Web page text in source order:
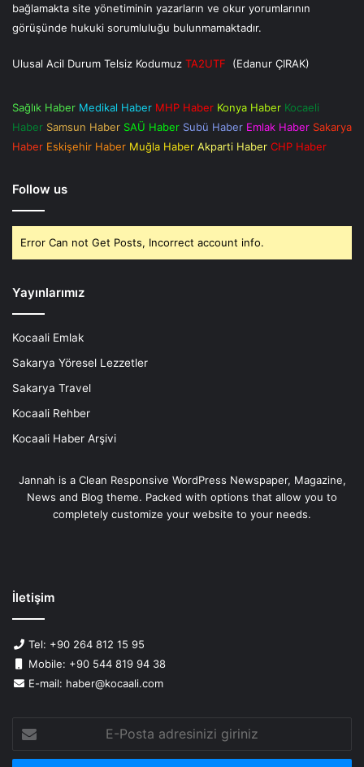
bağlamakta site yönetiminin yazarların ve okur yorumlarının
görüşünde hukuki sorumluluğu bulunmamaktadır.
Ulusal Acil Durum Telsiz Kodumuz TA2UTF (Edanur ÇIRAK)
Sağlık Haber Medikal Haber MHP Haber Konya Haber Kocaeli
Haber Samsun Haber SAÜ Haber Subü Haber Emlak Haber Sakarya
Haber Eskişehir Haber Muğla Haber Akparti Haber CHP Haber
Follow us
Error Can not Get Posts, Incorrect account info.
Yayınlarımız
Kocaali Emlak
Sakarya Yöresel Lezzetler
Sakarya Travel
Kocaali Rehber
Kocaali Haber Arşivi
Jannah is a Clean Responsive WordPress Newspaper, Magazine,
News and Blog theme. Packed with options that allow you to
completely customize your website to your needs.
İletişim
Tel: +90 264 812 15 95
Mobile: +90 544 819 94 38
E-mail: haber@kocaali.com
Posta
adresinizi